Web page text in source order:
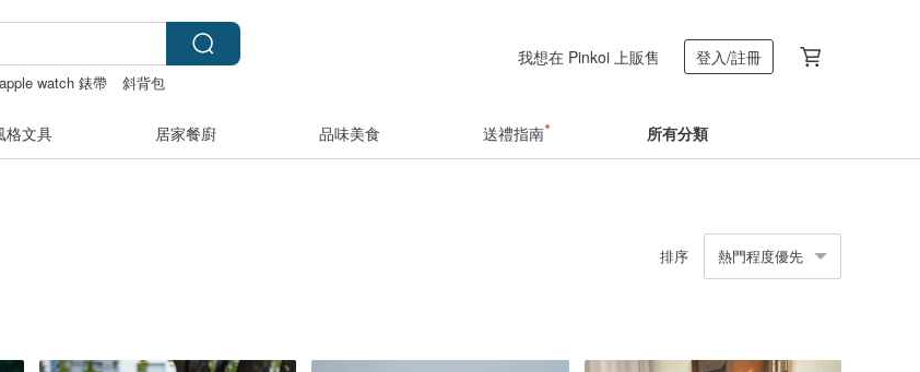
apple watch 錶帶 斜背包
我想在 Pinkoi 上販售 登入/註冊
格文具 居家餐廚 品味美食 送禮指南 所有分類
排序 熱門程度優先